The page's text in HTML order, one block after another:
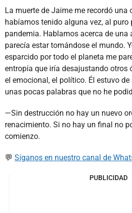
La muerte de Jaime me recordó una
habíamos tenido alguna vez, al puro
pandemia. Hablamos acerca de una
parecía estar tomándose el mundo.
esparcido por todo el planeta me
entropía que iría desajustando otros
el emocional, el político. Él estuvo
unas pocas palabras que no he
—Sin destrucción no hay un nuevo
renacimiento. Si no hay un final no
comienzo.
💬 Síganos en nuestro canal de
PUBLICIDAD